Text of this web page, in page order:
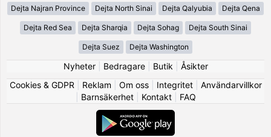
Dejta Najran Province Dejta North Sinai Dejta Qalyubia Dejta Qena
Dejta Red Sea Dejta Sharqia Dejta Sohag Dejta South Sinai
Dejta Suez Dejta Washington
Nyheter| Bedragare| Butik
Åsikter
Cookies & GDPR
Reklam Om oss| Integritet| Användarvillkor
Barnsäkerhet| Kontakt| FAQ